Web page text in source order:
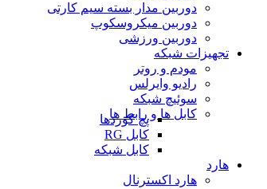
دوربین مدار بسته سیم کارتی
دوربین میکروسکوپ
دوربین ورزشی
تجهیزات شبکه
مودم و روتر
رادیو وایرلس
سوئیچ شبکه
کابل ها و رابط ها
پچ کوردها
کابل RG
کابل شبکه
هارد
هارد اکسترنال